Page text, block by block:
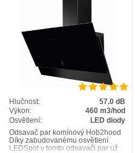
Hlučnost:
57.0 dB
Výkon:
460 m3/hod
Osvětlení:
LED diody
Odsavač par komínový Hob2hood
Díky zabudovanému osvětlení
LEDSpot v tomto odsavači par už